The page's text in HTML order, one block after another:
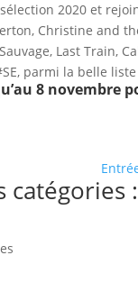
2020 et
Christine and
Last Train,
parmi la belle
8 novembre
catégories :